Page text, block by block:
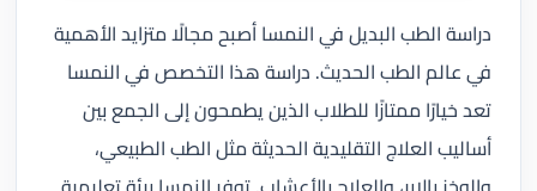
دراسة الطب البديل في النمسا أصبح مجالًا متزايد الأهمية
في عالم الطب الحديث. دراسة هذا التخصص في النمسا
تعد خيارًا ممتازًا للطلاب الذين يطمحون إلى الجمع بين
أساليب العلاج التقليدية الحديثة مثل الطب الطبيعي،